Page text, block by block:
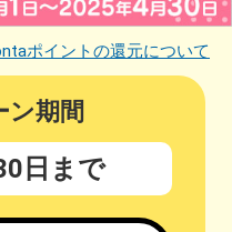
ポイントの還元について
ン期間
日まで